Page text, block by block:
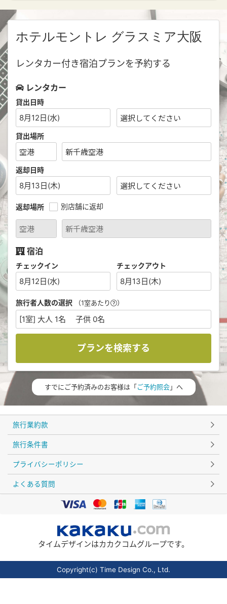
ホテルモントレ グラスミア大阪
レンタカー付き宿泊プランを予約する
レンタカー
貸出日時
8月12日(水)
貸出場所
返却日時
8月13日(木)
返却場所 別店舗に返却
宿泊
チェックイン
8月12日(水)
チェックアウト
8月13日(木)
旅行者人数の選択 （1室あたり ）
[1室] 大人 1名 子供 0名
プランを検索する
すでにご予約済みのお客様は「ご予約照会」へ
旅行業約款
旅行条件書
プライバシーポリシー
よくある質問
タイムデザインはカカクコムグループです。
Copyright(c) Time Design Co., Ltd.